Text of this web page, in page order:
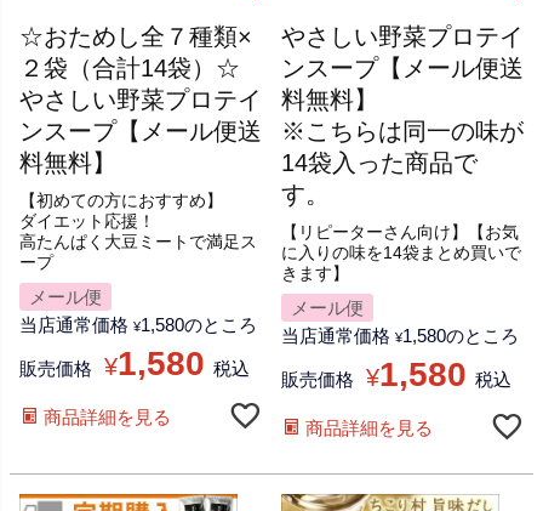
【初めての方におすすめ】
ダイエット応援！
高たんぱく大豆ミートで満足ス
ープ
☆おためし全７種類×
２袋（合計14袋）☆
やさしい野菜プロテイ
ンスープ【メール便送
料無料】
メール便
当店通常価格 ¥1,580のところ
販売価格 ¥1,580 税込
商品詳細を見る
【リピーターさん向け】【お気
に入りの味を14袋まとめ買いで
きます】
やさしい野菜プロテイ
ンスープ【メール便送
料無料】
※こちらは同一の味が
14袋入った商品で
す。
メール便
当店通常価格 ¥1,580のところ
販売価格 ¥1,580 税込
商品詳細を見る